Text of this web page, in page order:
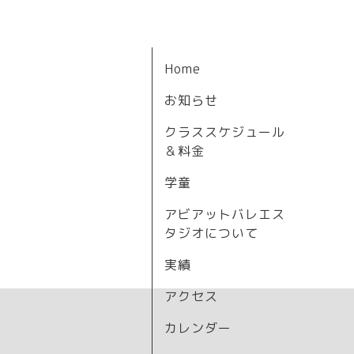
Home
お知らせ
クラススケジュール
＆料金
学童
アビアットバレエス
タジオについて
実績
アクセス
カレンダー